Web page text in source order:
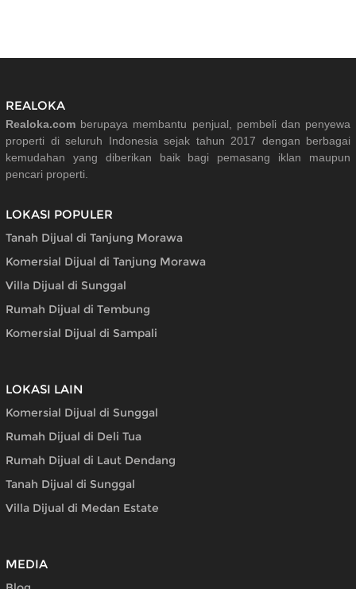
REALOKA
Realoka.com berupaya membantu penjual, pembeli dan penyewa
properti di seluruh Indonesia sejak tahun 2017 dengan berbagai
kemudahan yang diberikan baik bagi pemasang iklan maupun
pencari properti.
LOKASI POPULER
Tanah Dijual di Tanjung Morawa
Komersial Dijual di Tanjung Morawa
Villa Dijual di Sunggal
Rumah Dijual di Tembung
Komersial Dijual di Sampali
LOKASI LAIN
Komersial Dijual di Sunggal
Rumah Dijual di Deli Tua
Rumah Dijual di Laut Dendang
Tanah Dijual di Sunggal
Villa Dijual di Medan Estate
MEDIA